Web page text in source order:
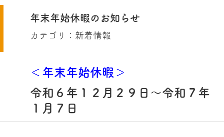
年末年始休暇のお知らせ
カテゴリ： 新着情報
＜年末年始休暇 ＞
令和６年１２月２９日～令和７年
１月７日